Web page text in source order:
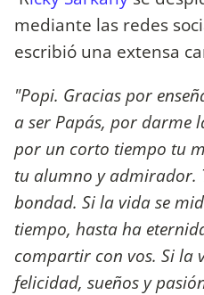
mediante las redes
escribió una extensa
"Popi. Gracias por
a ser Papás, por darme
por un corto tiempo tu
tu alumno y admirador.
bondad. Si la vida se
tiempo, hasta ha
compartir con vos. Si la
felicidad, sueños y